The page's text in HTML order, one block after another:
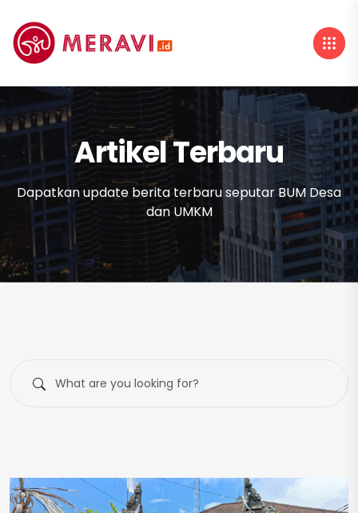
Artikel Terbaru
Dapatkan update berita terbaru seputar BUM Desa
dan UMKM
Search